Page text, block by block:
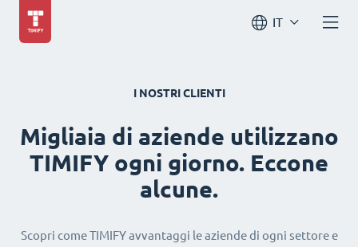
IT
I NOSTRI CLIENTI
Migliaia di aziende utilizzano
TIMIFY ogni giorno. Eccone
alcune.
Scopri come TIMIFY avvantaggi le aziende di ogni settore e